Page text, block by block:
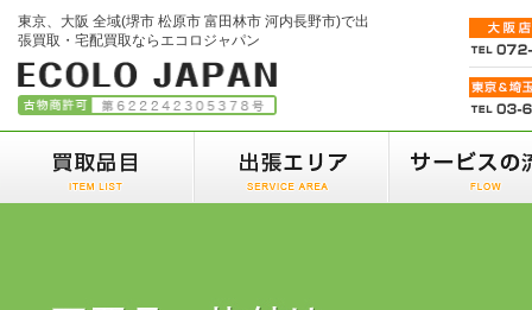
東京、大阪 全域(堺市 松原市 富田林市 河内長野市)で出
張買取・宅配買取ならエコロジャパン